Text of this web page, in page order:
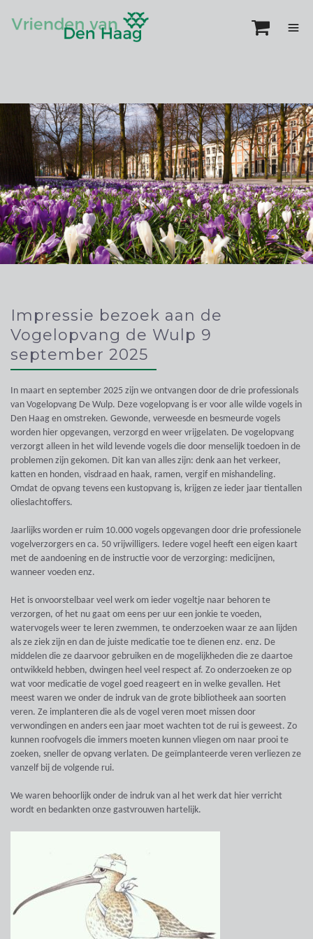
Impressie bezoek aan de
Vogelopvang de Wulp 9
september 2025
In maart en september 2025 zijn we ontvangen door de drie professionals
van Vogelopvang De Wulp. Deze vogelopvang is er voor alle wilde vogels in
Den Haag en omstreken. Gewonde, verweesde en besmeurde vogels
worden hier opgevangen, verzorgd en weer vrijgelaten. De vogelopvang
verzorgt alleen in het wild levende vogels die door menselijk toedoen in de
problemen zijn gekomen. Dit kan van alles zijn: denk aan het verkeer,
katten en honden, visdraad en haak, ramen, vergif en mishandeling.
Omdat de opvang tevens een kustopvang is, krijgen ze ieder jaar tientallen
olieslachtoffers.
Jaarlijks worden er ruim 10.000 vogels opgevangen door drie professionele
vogelverzorgers en ca. 50 vrijwilligers. Iedere vogel heeft een eigen kaart
met de aandoening en de instructie voor de verzorging: medicijnen,
wanneer voeden enz.
Het is onvoorstelbaar veel werk om ieder vogeltje naar behoren te
verzorgen, of het nu gaat om eens per uur een jonkie te voeden,
watervogels weer te leren zwemmen, te onderzoeken waar ze aan lijden
als ze ziek zijn en dan de juiste medicatie toe te dienen enz. enz. De
middelen die ze daarvoor gebruiken en de mogelijkheden die ze daartoe
ontwikkeld hebben, dwingen heel veel respect af. Zo onderzoeken ze op
wat voor medicatie de vogel goed reageert en in welke gevallen. Het
meest waren we onder de indruk van de grote bibliotheek aan soorten
veren. Ze implanteren die als de vogel veren moet missen door
verwondingen en anders een jaar moet wachten tot de rui is geweest. Zo
kunnen roofvogels die immers moeten kunnen vliegen om naar prooi te
zoeken, sneller de opvang verlaten. De geïmplanteerde veren verliezen ze
vanzelf bij de volgende rui.
We waren behoorlijk onder de indruk van al het werk dat hier verricht
wordt en bedankten onze gastvrouwen hartelijk.